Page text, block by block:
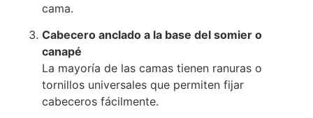
cama.
Cabecero anclado a la base del somier o
canapé
La mayoría de las camas tienen ranuras o
tornillos universales que permiten fijar
cabeceros fácilmente.